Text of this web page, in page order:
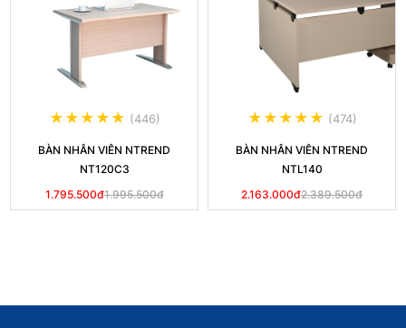
(446)
BÀN NHÂN VIÊN NTREND
NT120C3
1.795.500đ1.995.500đ
(474)
BÀN NHÂN VIÊN NTREND
NTL140
2.163.000đ2.389.500đ